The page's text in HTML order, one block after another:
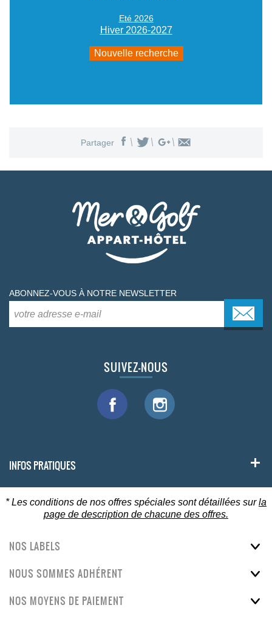
Eté 2026
Hiver 2026-2027
Nouvelle recherche
Partager
ABONNEZ-VOUS À NOTRE NEWSLETTER
SUIVEZ-NOUS
INFOS PRATIQUES
* Les conditions de nos offres spéciales sont détaillées surla
page de description de chacune des offres.
NOS LABELS
NOUS SOMMES ADHÉRENT
NOS MOYENS DE PAIEMENT